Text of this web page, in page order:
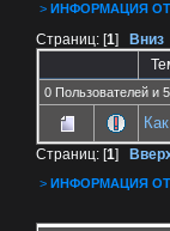
> ИНФОРМАЦИЯ ОТ
Страниц: [1] Вниз
0 Пользователей и
Страниц: [1]
> ИНФОРМАЦИЯ ОТ